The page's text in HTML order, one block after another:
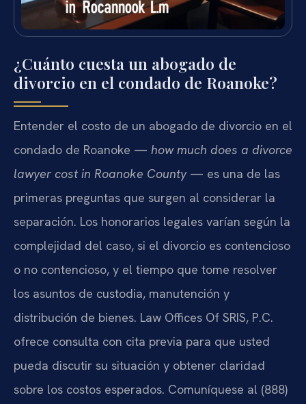
¿Cuánto cuesta un abogado de
divorcio en el condado de Roanoke?
Entender el costo de un abogado de divorcio en el
condado de Roanoke — how much does a divorce
lawyer cost in Roanoke County— es una de las
primeras preguntas que surgen al considerar la
separación. Los honorarios legales varían según la
complejidad del caso, si el divorcio es contencioso
o no contencioso, y el tiempo que tome resolver
los asuntos de custodia, manutención y
distribución de bienes. Law Offices Of SRIS, P.C.
ofrece consulta con cita previa para que usted
pueda discutir su situación y obtener claridad
sobre los costos esperados. Comuníquese al (888)